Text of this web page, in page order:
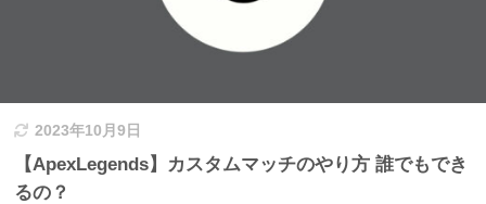
2023年10月9日
【ApexLegends】カスタムマッチのやり方 誰でもでき
るの？